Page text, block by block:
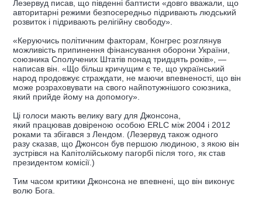
Лезервуд писав, що південні баптисти «довго вважали, що
авторитарні режими безпосередньо підривають людський
розвиток і підривають релігійну свободу».
«Керуючись політичним факторам, Конгрес розглянув
можливість припинення фінансування оборони України,
союзника Сполучених Штатів понад тридцять років», —
написав він. «Що більш кричущим є те, що український
народ продовжує страждати, не маючи впевненості, що він
може розраховувати на свого найпотужнішого союзника,
який прийде йому на допомогу».
Ці голоси мають велику вагу для Джонсона,
який працював довіреною особою ERLC між 2004 і 2012
роками та збігався з Лендом. (Лезервуд також одного
разу сказав, що Джонсон був першою людиною, з якою він
зустрівся на Капітолійському пагорбі після того, як став
президентом комісії.)
Тим часом критики Джонсона не впевнені, що він виконує
волю Бога.